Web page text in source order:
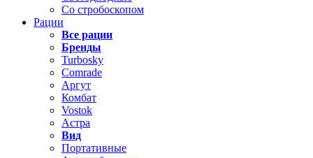
Со стробоскопом
Рации
Все рации
Бренды
Turbosky
Comrade
Аргут
Комбат
Vostok
Астра
Вид
Портативные